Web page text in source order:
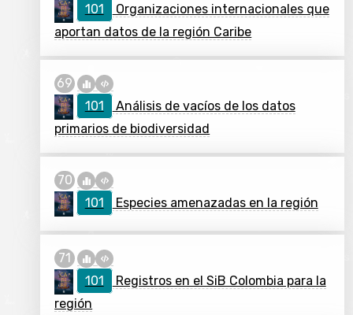
101
Organizaciones internacionales que
aportan datos de la región Caribe
101
Análisis de vacíos de los datos
primarios de biodiversidad
101 Especies amenazadas en la región
101
Registros en el SiB Colombia para la
región